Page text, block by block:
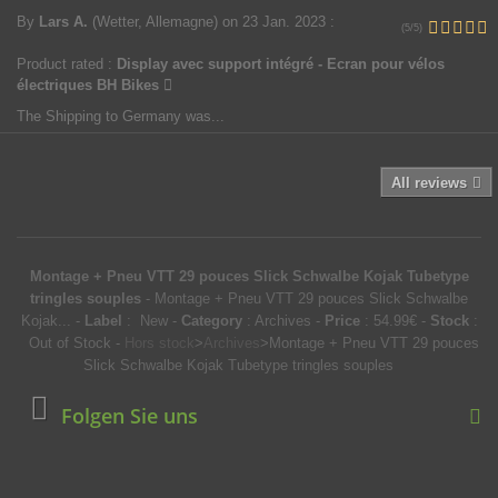
By Lars A. (Wetter, Allemagne) on 23 Jan. 2023 : (5/5)
Product rated : Display avec support intégré - Ecran pour vélos
électriques BH Bikes
The Shipping to Germany was...
All reviews
Montage + Pneu VTT 29 pouces Slick Schwalbe Kojak Tubetype
tringles souples - Montage + Pneu VTT 29 pouces Slick Schwalbe
Kojak... - Label : New- Category: Archives - Price: 54.99€- Stock:
Out of Stock - > > Montage + Pneu VTT 29 pouces
Slick Schwalbe Kojak Tubetype tringles souples
Folgen Sie uns